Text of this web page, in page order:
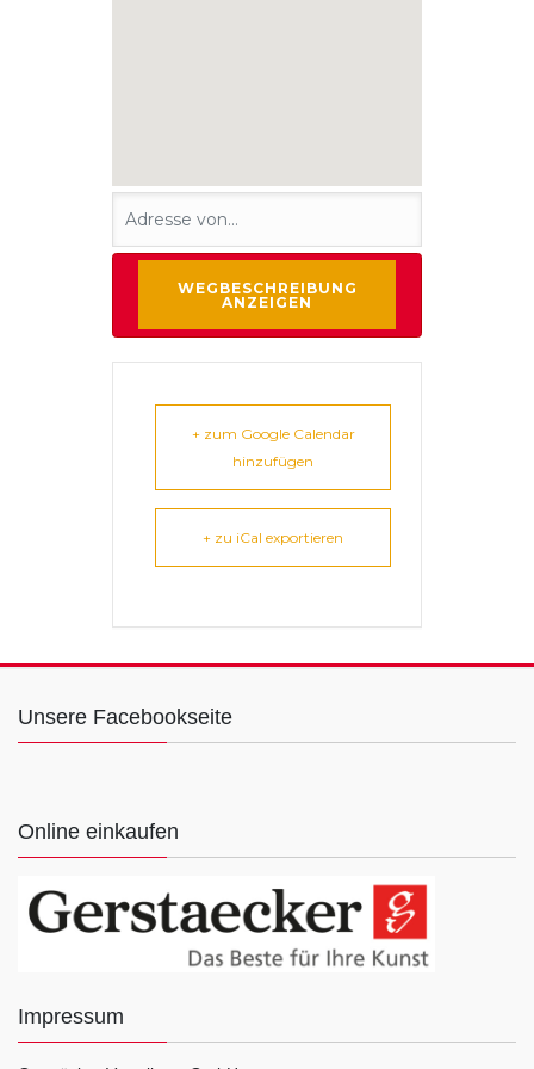
+ zum Google Calendar
hinzufügen
+ zu iCal exportieren
Unsere Facebookseite
Online einkaufen
Impressum